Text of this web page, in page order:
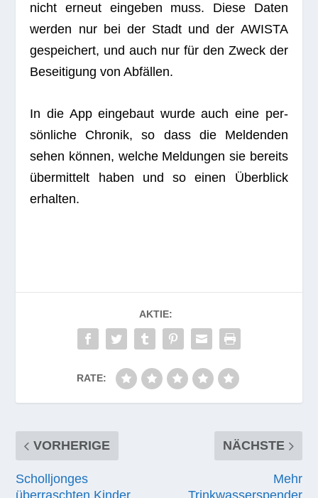
nicht erneut ein­ge­ben muss. Diese Daten
wer­den nur bei der Stadt und der AWISTA
gespei­chert, und auch nur für den Zweck der
Besei­ti­gung von Abfällen.
In die App ein­ge­baut wurde auch eine per­
sön­li­che Chro­nik, so dass die Mel­den­den
sehen kön­nen, wel­che Mel­dun­gen sie bereits
über­mit­telt haben und so einen Über­blick
erhalten.
AKTIE:
RATE:
VORHERIGE
Scholljonges
NÄCHSTE
Mehr